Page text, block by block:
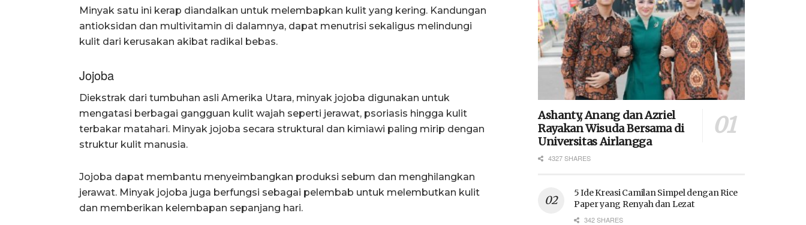
Minyak satu ini kerap diandalkan untuk melembapkan kulit yang kering. Kandungan
antioksidan dan multivitamin di dalamnya, dapat menutrisi sekaligus melindungi
kulit dari kerusakan akibat radikal bebas.
Jojoba
Diekstrak dari tumbuhan asli Amerika Utara, minyak jojoba digunakan untuk
mengatasi berbagai gangguan kulit wajah seperti jerawat, psoriasis hingga kulit
terbakar matahari. Minyak jojoba secara struktural dan kimiawi paling mirip dengan
struktur kulit manusia.
Jojoba dapat membantu menyeimbangkan produksi sebum dan menghilangkan
jerawat. Minyak jojoba juga berfungsi sebagai pelembab untuk melembutkan kulit
dan memberikan kelembapan sepanjang hari.
Ashanty, Anang dan Azriel
Rayakan Wisuda Bersama di
Universitas Airlangga
4327 SHARES
5 Ide Kreasi Camilan Simpel dengan Rice
Paper yang Renyah dan Lezat
342 SHARES